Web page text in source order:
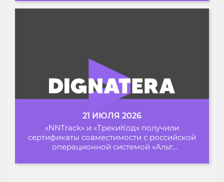
21 ИЮЛЯ 2026
«NNTrack» и «ТрекиКод» получили
сертификаты совместимости с российской
операционной системой «Альт